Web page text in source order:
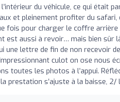
du véhicule, ce qui était
et pleinement profiter du
fois pour charger le coffre
est aussi à revoir… mais bien sûr
une lettre de fin de non recevoir
culot on ose nous
toutes les photos à l’appui.
prestation s’ajuste à la baisse,